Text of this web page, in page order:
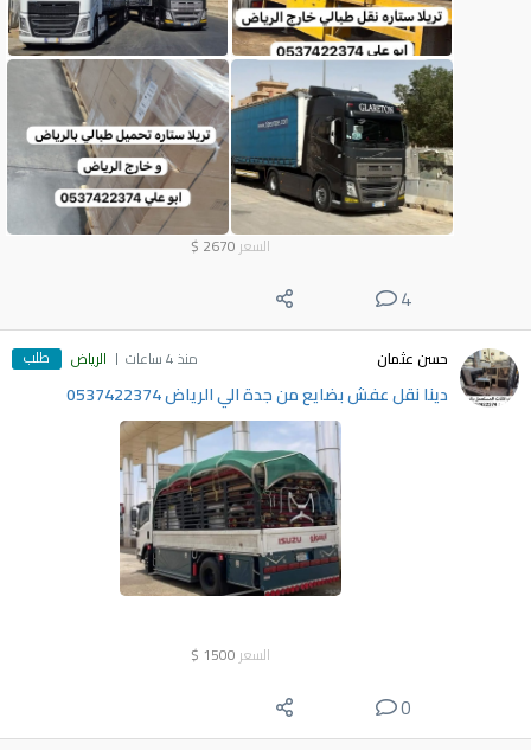
السعر 2670
$
4
حسن عثمان منذ 4 ساعات الرياض طلب
دينا نقل عفش بضايع من جدة الي الرياض 0537422374
السعر 1500
$
0